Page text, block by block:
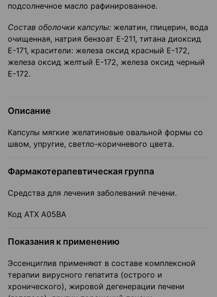
подсолнечное масло рафини­рованное.
Состав оболочки капсулы: желатин, глицерин, вода
очищенная, натрия бен­зоат Е-211, титана диоксид
Е-171, красители: железа оксид красный Е-172,
железа оксид желтый Е-172, железа оксид черный
Е-172.
Описание
Капсулы мягкие желатиновые овальной формы со
швом, упругие, светло-коричневого цвета.
Фармакотерапевтическая группа
Средства для лечения заболеваний печени.
Код АТХ А05ВА
Показания к применению
Эссенциглив применяют в составе комплексной
терапии вирусного гепатита (острого и
хронического), жировой дегенерации печени